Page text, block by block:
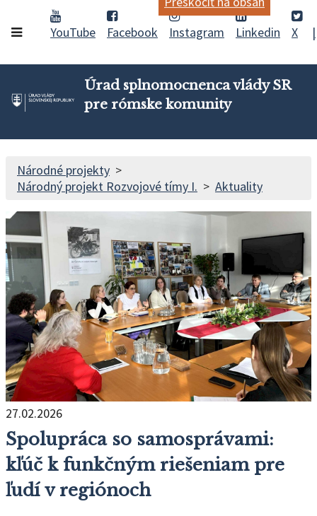
YouTube
Facebook Instagram Linkedin X
Úrad splnomocnenca vlády SR
pre rómske komunity
Národné projekty
Národný projekt Rozvojové tímy I.
Aktuality
27.02.2026
Spolupráca so samosprávami:
kľúč k funkčným riešeniam pre
ľudí v regiónoch